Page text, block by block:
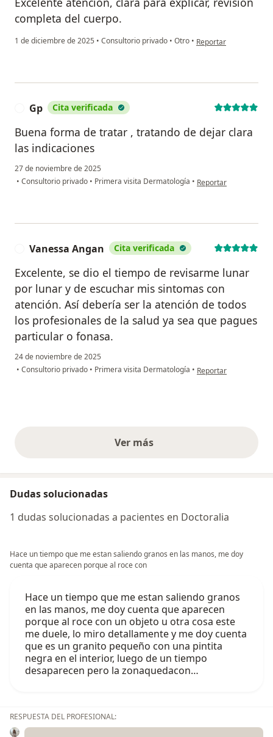
completa del cuerpo.
1 de diciembre de 2025 • Consultorio privado • Otro • en opinión del
Reportar
Gp Cita verificada
Buena forma de tratar , tratando de dejar clara
las indicaciones
27 de noviembre de 2025
• Consultorio privado • Primera visita Dermatología • en opinión del usuario
Reportar
Vanessa Angan Cita verificada
Excelente, se dio el tiempo de revisarme lunar
por lunar y de escuchar mis sintomas con
atención. Así debería ser la atención de todos
los profesionales de la salud ya sea que pagues
particular o fonasa.
24 de noviembre de 2025
• Consultorio privado • Primera visita Dermatología • en opinión del
Reportar
Ver másopiniones anteriores
Dudas solucionadas
1 dudas solucionadas a pacientes en Doctoralia
Hace un tiempo que me estan saliendo granos en las manos, me doy
cuenta que aparecen porque al roce con
Hace un tiempo que me estan saliendo granos
en las manos, me doy cuenta que aparecen
porque al roce con un objeto u otra cosa este
me duele, lo miro detallamente y me doy cuenta
que es un granito pequeño con una pintita
negra en el interior, luego de un tiempo
desaparecen pero la zonaquedacon…
RESPUESTA DEL PROFESIONAL: